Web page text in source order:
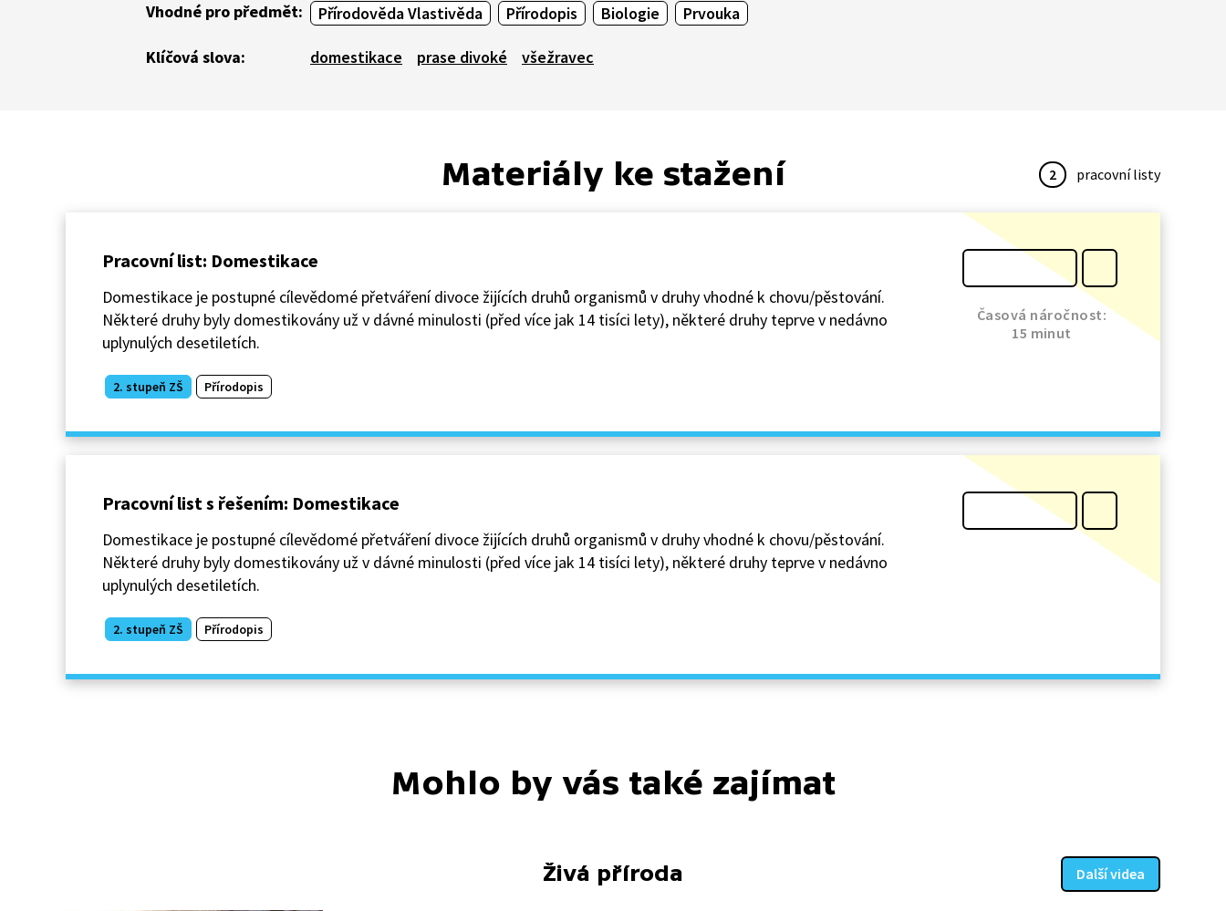
Vhodné pro předmět: Přírodověda Vlastivěda Přírodopis Biologie Prvouka
Klíčová slova: domestikace prase divoké všežravec
Materiály ke stažení 2 pracovní listy
Pracovní list: Domestikace
Domestikace je postupné cílevědomé přetváření divoce žijících druhů organismů v druhy vhodné k chovu/pěstování.
Některé druhy byly domestikovány už v dávné minulosti (před více jak 14 tisíci lety), některé druhy teprve v nedávno
uplynulých desetiletích.
2. stupeň ZŠ Přírodopis
Časová náročnost:
15 minut
Pracovní list s řešením: Domestikace
Domestikace je postupné cílevědomé přetváření divoce žijících druhů organismů v druhy vhodné k chovu/pěstování.
Některé druhy byly domestikovány už v dávné minulosti (před více jak 14 tisíci lety), některé druhy teprve v nedávno
uplynulých desetiletích.
2. stupeň ZŠ Přírodopis
Mohlo by vás také zajímat
Živá příroda Další videa